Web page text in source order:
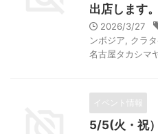
出店します。
2026/3/27
ンボジア
クラ
名古屋タカシマ
イベント情報
5/5(火・祝